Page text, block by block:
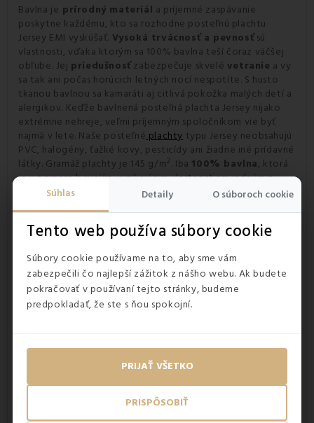
Súhlas Detaily O súboroch cookie
Tento web používa súbory cookie
Súbory cookie používame na to, aby sme vám
zabezpečili čo najlepší zážitok z nášho webu. Ak budete
pokračovať v používaní tejto stránky, budeme
predpokladať, že ste s ňou spokojní.
PRISPÔSOBIŤ
PRIJAŤ VŠETKO
Bavlna je prírodný materiál a príjemné zaspávanie
poskytne každému, kto sa rozhodne posteľnú plachtu
Jersey EMI vyskúšať. Vysoká trvácnosť a pevnosťsú
vlastnosti, vďaka ktorým sa 100% bavlna teší čoraz väčšej
obľube. Jej priedušnosťzabezpečuje skvelé vetranie a vy
sa tak ani počas horúcich letných nocí nespotíte. S husto
tkanou bavlnou sa kamaráti aj citlivá pokožka malých detí a
alergikov. Keďže bavlnená posteľná plachta Jersey nijako
extrémne nehreje, veľmi príjemným spoločníkom vie byť
najmä v lete. Naše posteľné plachty typu Jersey neobsahujú
PVC, halogény, ťažké kovy, pesticídy ani žiadne iné prídavné
látky. Gramáž plachty je 145 g/m2 . Iba 100% bavlna, ktorá
je v pomere k svojím vynikajúcim vlastnostiam jedným z
najlacnejších materiálov na trhu.
skladajte svoj posteľné plachty už za 30 sekúnd:Ako